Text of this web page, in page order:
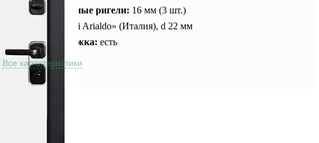
Противосъемные ригели: 16 мм (3 шт.)
«Combi Arialdo» (Италия), d 22 мм
Ночная задвижка:есть
Все характеристики